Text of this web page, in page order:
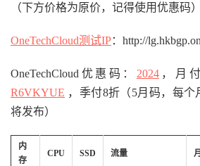
（下方价格为原价，记得使用优惠码）
OneTechCloud测试IP：http://
OneTechCloud优惠码： 2024，月
R6VKYUE ，季付8折（5月码，每个
将发布）
内
存
CPU SSD 流量